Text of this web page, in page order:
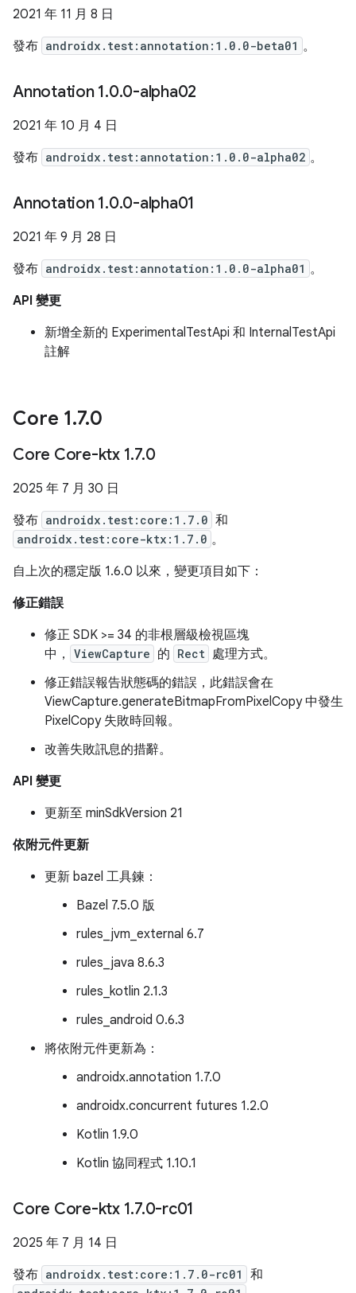
2021 年 11 月 8 日
發布 androidx.test:annotation:1.0.0-beta01 。
Annotation 1.0.0-alpha02
2021 年 10 月 4 日
發布 androidx.test:annotation:1.0.0-alpha02 。
Annotation 1.0.0-alpha01
2021 年 9 月 28 日
發布 androidx.test:annotation:1.0.0-alpha01 。
API 變更
新增全新的 ExperimentalTestApi 和 InternalTestApi
註解
Core 1.7.0
Core Core-ktx 1.7.0
2025 年 7 月 30 日
發布 androidx.test:core:1.7.0 和
androidx.test:core-ktx:1.7.0 。
自上次的穩定版 1.6.0 以來，變更項目如下：
修正錯誤
修正 SDK >= 34 的非根層級檢視區塊
中，
ViewCapture 的 Rect 處理方式。
修正錯誤報告狀態碼的錯誤，此錯誤會在
ViewCapture.generateBitmapFromPixelCopy 中發生
PixelCopy 失敗時回報。
改善失敗訊息的措辭。
API 變更
更新至 minSdkVersion 21
依附元件更新
更新 bazel 工具鍊：
Bazel 7.5.0 版
rules_jvm_external 6.7
rules_java 8.6.3
rules_kotlin 2.1.3
rules_android 0.6.3
將依附元件更新為：
androidx.annotation 1.7.0
androidx.concurrent futures 1.2.0
Kotlin 1.9.0
Kotlin 協同程式 1.10.1
Core Core-ktx 1.7.0-rc01
2025 年 7 月 14 日
發布 androidx.test:core:1.7.0-rc01 和